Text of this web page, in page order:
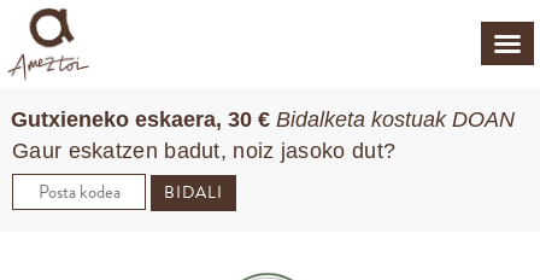
Gaur eskatzen badut, noiz jasoko dut?
BIDALI
Gutxieneko eskaera, 30 € Bidalketa kostuak DOAN